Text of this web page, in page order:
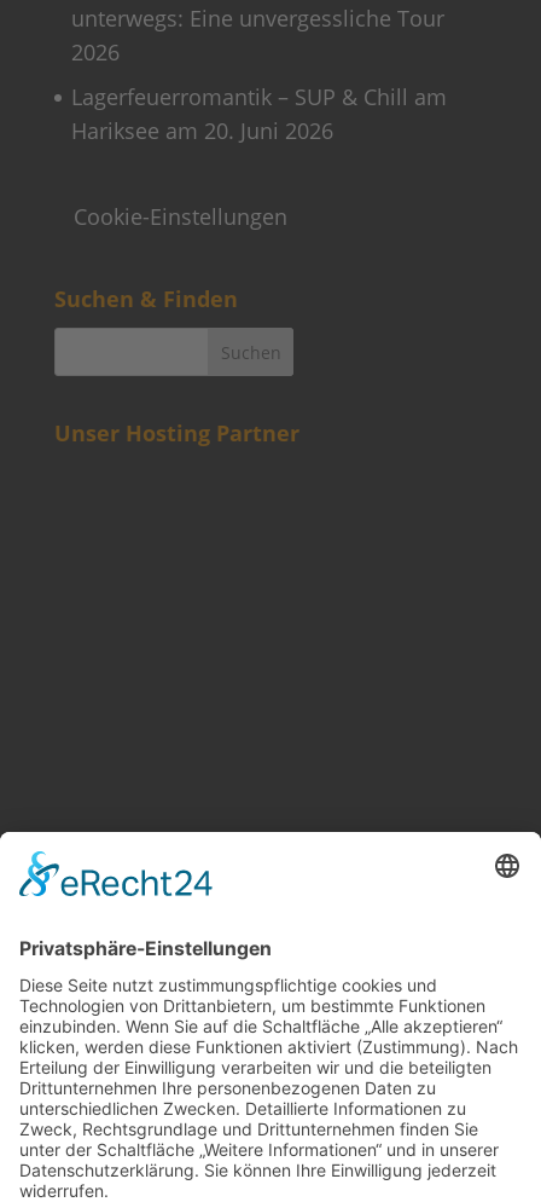
unterwegs: Eine unvergessliche Tour
2026
Lagerfeuerromantik – SUP & Chill am
Hariksee am 20. Juni 2026
Cookie-Einstellungen
Suchen & Finden
Unser Hosting Partner
Weitere Informationen
Kontakt
Newsletter
FAQ
Schlagworte
Datenschutz
Impressum